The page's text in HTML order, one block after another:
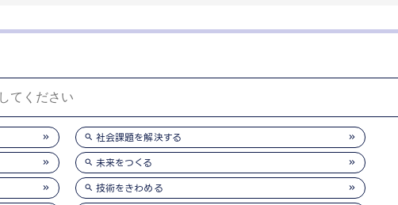
社会課題を解決する
未来をつくる
技術をきわめる